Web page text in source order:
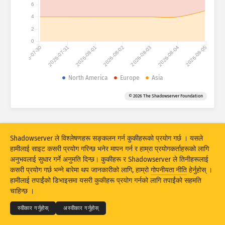
आक्रमणको तथ्याङ्कहरू : जोखिमताहरू
आक्रमणको तथ्याङ्कहरू : डिभाइसहरू
सीमा
द्वारा ग्रुप बनाउनुहोस्
Stacking
स्ट्याक गरिएको खप्टिएको
परिणामहरूलाई स्वत: अपडेट गर्नुहोस्
अपडेट रिसेट
PNG को रूपमा डाउनलोड गर्नुहोस्
2026-07-30 2026-07-31 2026-08-01 2026-08-02 2026-08-03 2026-08-04 2026-08-05
0
2
4
6
North America Europe Asia
© 2026 The Shadowserver Foundation
© 2026THE SHADOWSERVER FOUNDATION
गोपनीयता र शर्तहरू
हामीलाई सम्पर्क गर्नुहोस् क्रेडिटहरू
Shadowserver ले विश्लेषणहरू सङ्कलन गर्न कुकीहरूको प्रयोग गर्छ । यसले
हामीलाई साइट कसरी प्रयोग गरिन्छ भनेर मापन गर्न र हाम्रा प्रयोगकर्ताहरूको लागि
अनुभवलाई सुधार गर्ने अनुमति दिन्छ। कुकीहरू र Shadowserver ले तिनीहरूलाई
कसरी प्रयोग गर्छ भन्ने बारेमा थप जानकारीको लागि, हाम्रोगोपनीयता नीति हेर्नुहोस् ।
हामीलाई तपाईंको डिभाइसमा यसरी कुकीहरू प्रयोग गर्नको लागि तपाईंको सहमति
चाहिन्छ ।
स्वीकार गर्नुहोस् अस्वीकार गर्नुहोस्